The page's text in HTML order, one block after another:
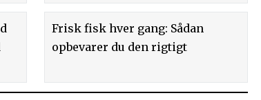
Frisk fisk hver gang: Sådan
opbevarer du den rigtigt